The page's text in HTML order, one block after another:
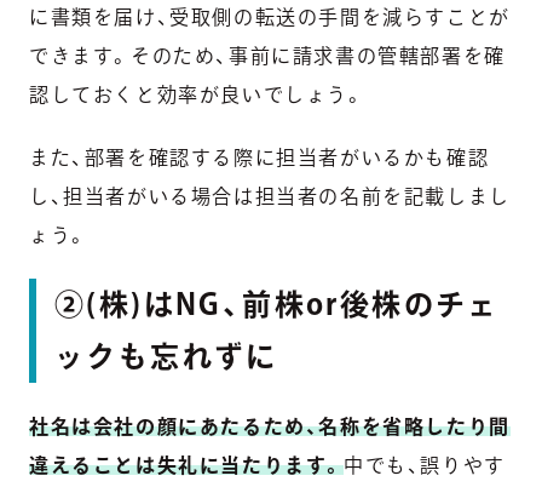
に書類を届け、受取側の転送の手間を減らすことが
できます。そのため、事前に請求書の管轄部署を確
認しておくと効率が良いでしょう。
また、部署を確認する際に担当者がいるかも確認
し、担当者がいる場合は担当者の名前を記載しまし
ょう。
②(株)はNG、前株or後株のチェ
ックも忘れずに
社名は会社の顔にあたるため、名称を省略したり間
違えることは失礼に当たります。中でも、誤りやす